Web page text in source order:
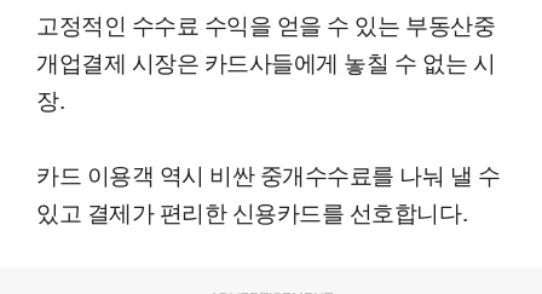
고정적인 수수료 수익을 얻을 수 있는 부동산중
개업결제 시장은 카드사들에게 놓칠 수 없는 시
장.
카드 이용객 역시 비싼 중개수수료를 나눠 낼 수
있고 결제가 편리한 신용카드를 선호합니다.